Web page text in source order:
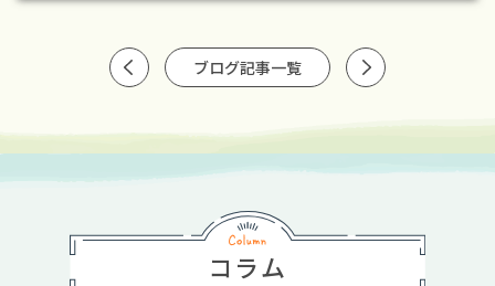
ブログ記事一覧
コラム